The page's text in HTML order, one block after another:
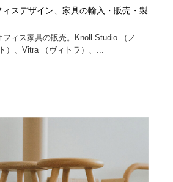
スデザイン、家具の輸入・販売・製
フィス家具の販売。Knoll Studio （ノ
）、Vitra （ヴィトラ）、...